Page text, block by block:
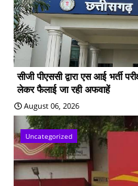
सीजी पीएससी द्वारा एस आई भर्ती
लेकर फैलाई जा रही अफवाहें
August 06, 2026
Uncategorized